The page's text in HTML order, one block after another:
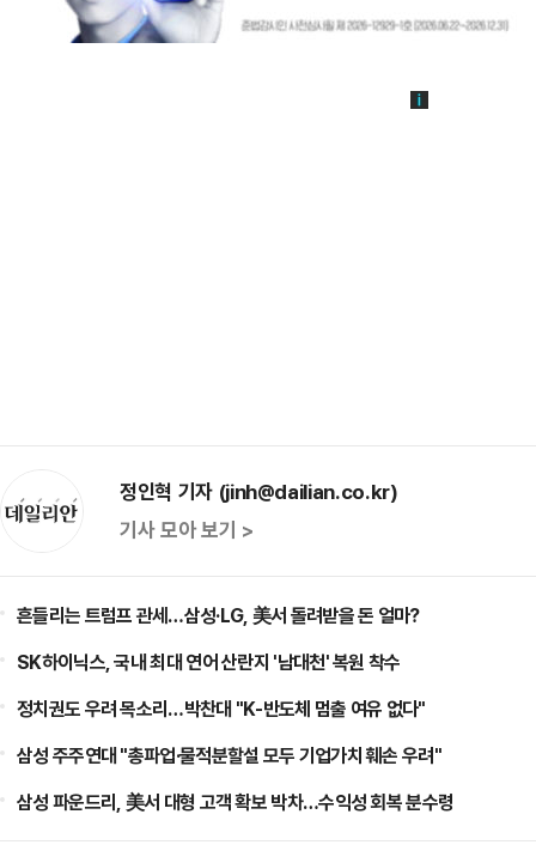
정인혁 기자 (jinh@dailian.co.kr)
기사 모아 보기 >
흔들리는 트럼프 관세…삼성·LG, 美서 돌려받을 돈 얼마?
SK하이닉스, 국내 최대 연어 산란지 '남대천' 복원 착수
정치권도 우려 목소리…박찬대 "K-반도체 멈출 여유 없다"
삼성 주주연대 "총파업·물적분할설 모두 기업가치 훼손 우려"
삼성 파운드리, 美서 대형 고객 확보 박차…수익성 회복 분수령